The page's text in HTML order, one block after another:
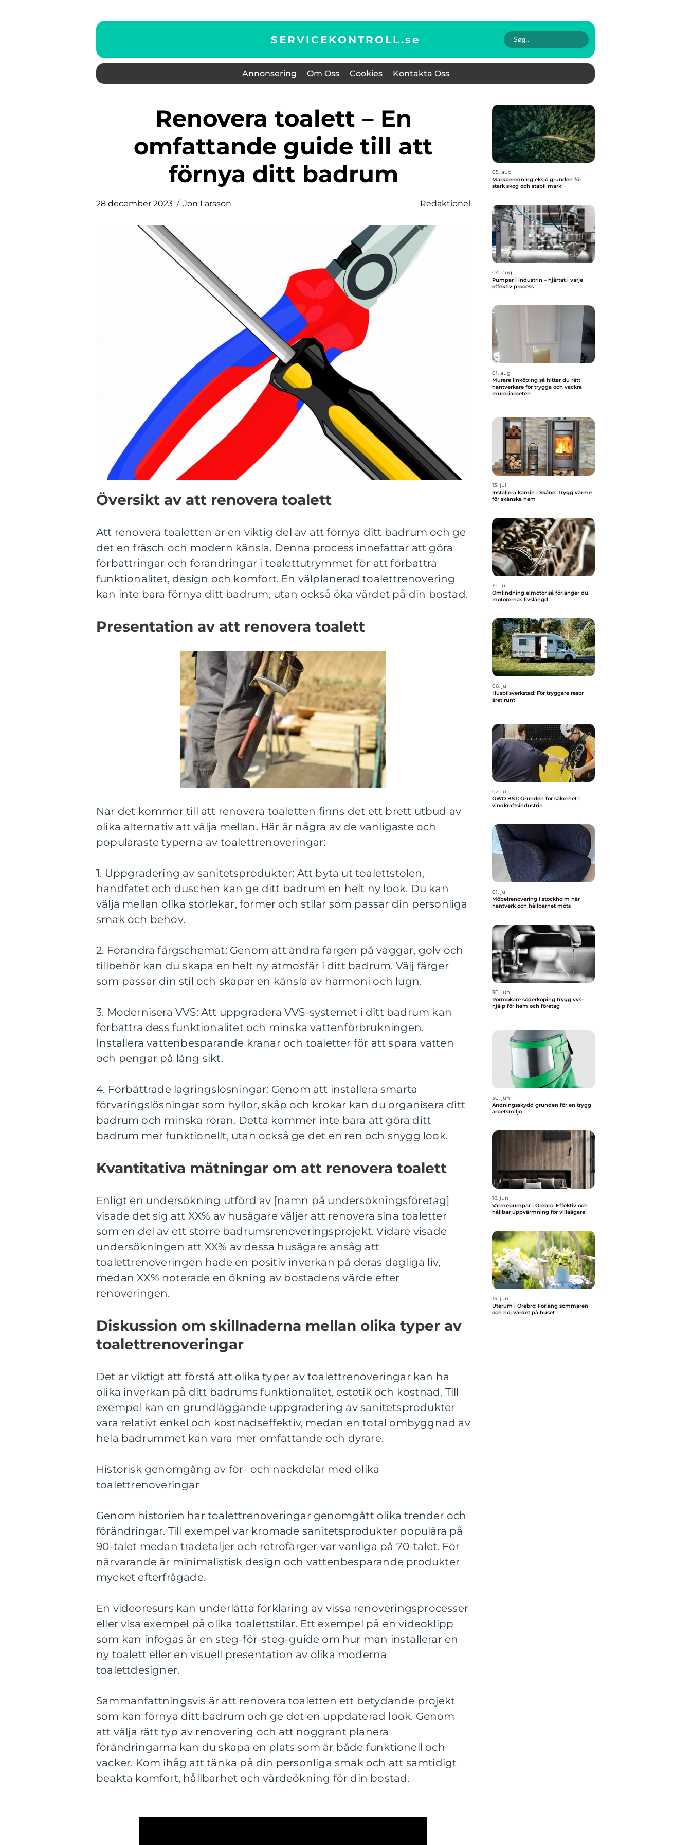
SERVICEKONTROLL.se
Annonsering Om Oss Cookies Kontakta Oss
Renovera toalett – En
omfattande guide till att
förnya ditt badrum
28 december 2023 Jon Larsson Redaktionel
Översikt av att renovera toalett
Att renovera toaletten är en viktig del av att förnya ditt badrum och ge
det en fräsch och modern känsla. Denna process innefattar att göra
förbättringar och förändringar i toalettutrymmet för att förbättra
funktionalitet, design och komfort. En välplanerad toalettrenovering
kan inte bara förnya ditt badrum, utan också öka värdet på din bostad.
Presentation av att renovera toalett
När det kommer till att renovera toaletten finns det ett brett utbud av
olika alternativ att välja mellan. Här är några av de vanligaste och
populäraste typerna av toalettrenoveringar:
1. Uppgradering av sanitetsprodukter: Att byta ut toalettstolen,
handfatet och duschen kan ge ditt badrum en helt ny look. Du kan
välja mellan olika storlekar, former och stilar som passar din personliga
smak och behov.
2. Förändra färgschemat: Genom att ändra färgen på väggar, golv och
tillbehör kan du skapa en helt ny atmosfär i ditt badrum. Välj färger
som passar din stil och skapar en känsla av harmoni och lugn.
3. Modernisera VVS: Att uppgradera VVS-systemet i ditt badrum kan
förbättra dess funktionalitet och minska vattenförbrukningen.
Installera vattenbesparande kranar och toaletter för att spara vatten
och pengar på lång sikt.
4. Förbättrade lagringslösningar: Genom att installera smarta
förvaringslösningar som hyllor, skåp och krokar kan du organisera ditt
badrum och minska röran. Detta kommer inte bara att göra ditt
badrum mer funktionellt, utan också ge det en ren och snygg look.
Kvantitativa mätningar om att renovera toalett
Enligt en undersökning utförd av [namn på undersökningsföretag]
visade det sig att XX% av husägare väljer att renovera sina toaletter
som en del av ett större badrumsrenoveringsprojekt. Vidare visade
undersökningen att XX% av dessa husägare ansåg att
toalettrenoveringen hade en positiv inverkan på deras dagliga liv,
medan XX% noterade en ökning av bostadens värde efter
renoveringen.
Diskussion om skillnaderna mellan olika typer av
toalettrenoveringar
Det är viktigt att förstå att olika typer av toalettrenoveringar kan ha
olika inverkan på ditt badrums funktionalitet, estetik och kostnad. Till
exempel kan en grundläggande uppgradering av sanitetsprodukter
vara relativt enkel och kostnadseffektiv, medan en total ombyggnad av
hela badrummet kan vara mer omfattande och dyrare.
Historisk genomgång av för- och nackdelar med olika
toalettrenoveringar
Genom historien har toalettrenoveringar genomgått olika trender och
förändringar. Till exempel var kromade sanitetsprodukter populära på
90-talet medan trädetaljer och retrofärger var vanliga på 70-talet. För
närvarande är minimalistisk design och vattenbesparande produkter
mycket efterfrågade.
En videoresurs kan underlätta förklaring av vissa renoveringsprocesser
eller visa exempel på olika toalettstilar. Ett exempel på en videoklipp
som kan infogas är en steg-för-steg-guide om hur man installerar en
ny toalett eller en visuell presentation av olika moderna
toalettdesigner.
Sammanfattningsvis är att renovera toaletten ett betydande projekt
som kan förnya ditt badrum och ge det en uppdaterad look. Genom
att välja rätt typ av renovering och att noggrant planera
förändringarna kan du skapa en plats som är både funktionell och
vacker. Kom ihåg att tänka på din personliga smak och att samtidigt
beakta komfort, hållbarhet och värdeökning för din bostad.
05. aug
Markberedning eksjö grunden för
stark skog och stabil mark
04. aug
Pumpar i industrin – hjärtat i varje
effektiv process
01. aug
Murare linköping så hittar du rätt
hantverkare för trygga och vackra
mureriarbeten
13. jul
Installera kamin i Skåne: Trygg värme
för skånska hem
10. jul
Omlindning elmotor så förlänger du
motorernas livslängd
06. jul
Husbilsverkstad: För tryggare resor
året runt
02. jul
GWO BST: Grunden för säkerhet i
vindkraftsindustrin
01. jul
Möbelrenovering i stockholm när
hantverk och hållbarhet möts
30. jun
Rörmokare söderköping trygg vvs-
hjälp för hem och företag
30. jun
Andningsskydd grunden för en trygg
arbetsmiljö
18. jun
Värmepumpar i Örebro: Effektiv och
hållbar uppvärmning för villaägare
15. jun
Uterum i Örebro: Förläng sommaren
och höj värdet på huset